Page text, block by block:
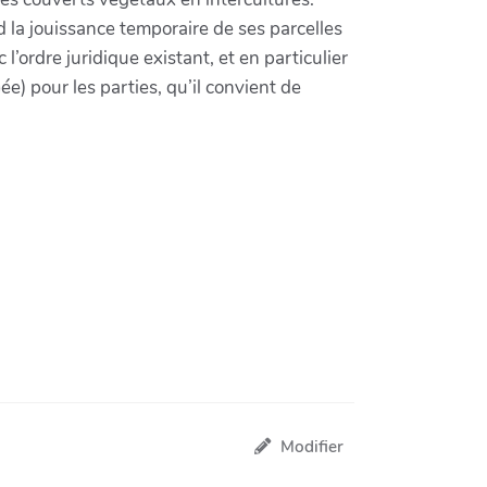
la jouissance temporaire de ses parcelles
l’ordre juridique existant, et en particulier
pour les parties, qu’il convient de
Modifier